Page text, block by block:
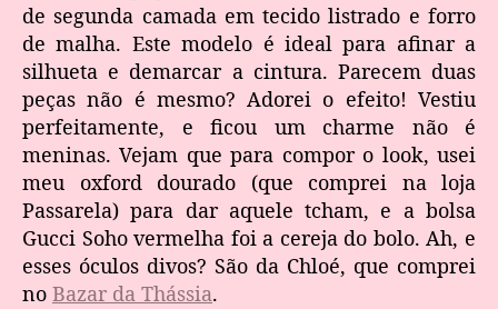
de segunda camada em tecido listrado e forro
de malha. Este modelo é ideal para afinar a
silhueta e demarcar a cintura. Parecem duas
peças não é mesmo? Adorei o efeito! Vestiu
perfeitamente, e ficou um charme não é
meninas. Vejam que para compor o look, usei
meu oxford dourado (que comprei na loja
Passarela) para dar aquele tcham, e a bolsa
Gucci Soho vermelha foi a cereja do bolo. Ah, e
esses óculos divos? São da Chloé, que comprei
no Bazar da Thássia.